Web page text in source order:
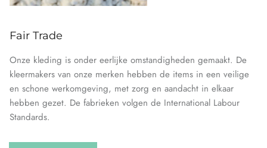
Fair Trade
Onze kleding is onder eerlijke omstandigheden gemaakt. De
kleermakers van onze merken hebben de items in een veilige
en schone werkomgeving, met zorg en aandacht in elkaar
hebben gezet. De fabrieken volgen de International Labour
Standards.